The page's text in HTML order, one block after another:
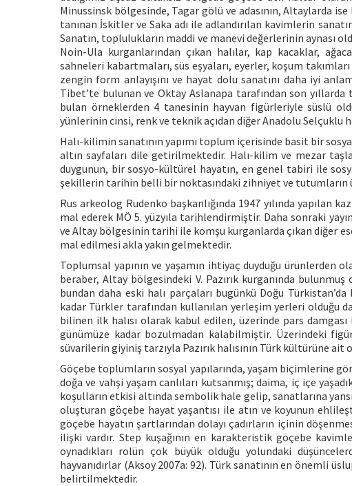
Minussinsk bölgesinde, Tagar gölü ve adasının, Altaylarda ise
tanınan İskitler ve Saka adı ile adlandırılan kavimlerin
Sanatın, toplulukların maddi ve manevi değerlerinin aynası
Noin-Ula kurganlarından çıkan halılar, kap kacaklar,
sahneleri kabartmaları, süs eşyaları, eyerler, koşum
zengin form anlayışını ve hayat dolu sanatını daha iyi
Tibet’te bulunan ve Oktay Aslanapa tarafından son yıllarda
bulan örneklerden 4 tanesinin hayvan figürleriyle süslü
yünlerinin cinsi, renk ve teknik açıdan diğer Anadolu
Halı-kilimin sanatının yapımı toplum içerisinde basit bir
altın sayfaları dile getirilmektedir. Halı-kilim ve mezar
duygunun, bir sosyo-kültürel hayatın, en genel tabiri ile
şekillerin tarihin belli bir noktasındaki zihniyet ve tutumların
Rus arkeolog Rudenko başkanlığında 1947 yılında yapılan
mal ederek MÖ 5. yüzyıla tarihlendirmiştir. Daha sonraki
ve Altay bölgesinin tarihi ile komşu kurganlarda çıkan diğer
mal edilmesi akla yakın gelmektedir.
Toplumsal yapının ve yaşamın ihtiyaç duyduğu ürünlerden
beraber, Altay bölgesindeki V. Pazırık kurganında
bundan daha eski halı parçaları bugünkü Doğu
kadar Türkler tarafından kullanılan yerleşim yerleri olduğu
bilinen ilk halısı olarak kabul edilen, üzerinde pars
günümüze kadar bozulmadan kalabilmiştir. Üzerindeki
süvarilerin giyiniş tarzıyla Pazırık halısının Türk kültürüne
Göçebe toplumların sosyal yapılarında, yaşam biçimlerine
doğa ve vahşi yaşam canlıları kutsanmış; daima, iç içe
koşulların etkisi altında sembolik hale gelip, sanatlarına
oluşturan göçebe hayat yaşantısı ile atın ve koyunun
göçebe hayatın şartlarından dolayı çadırların içinin
ilişki vardır. Step kuşağının en karakteristik göçebe
oynadıkları rolün çok büyük olduğu yolundaki
hayvanıdırlar (Aksoy 2007a: 92). Türk sanatının en önemli
belirtilmektedir.